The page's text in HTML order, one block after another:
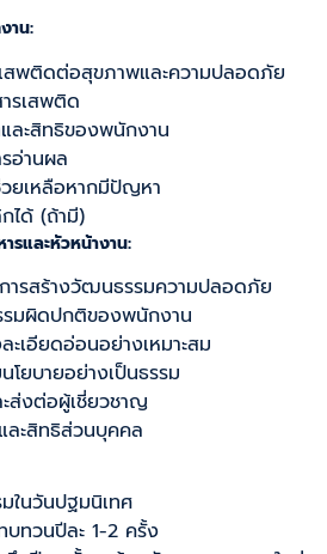
าน:
สพติดต่อสุขภาพและความปลอดภัย
รเสพติด
ละสิทธิของพนักงาน
อ่านผล
ยเหลือหากมีปัญหา
ได้ (ถ้ามี)
รและหัวหน้างาน:
ารสร้างวัฒนธรรมความปลอดภัย
มผิดปกติของพนักงาน
ะเอียดอ่อนอย่างเหมาะสม
โยบายอย่างเป็นธรรม
ะส่งต่อผู้เชี่ยวชาญ
ละสิทธิส่วนบุคคล
ในวันปฐมนิเทศ
ทวนปีละ 1-2 ครั้ง